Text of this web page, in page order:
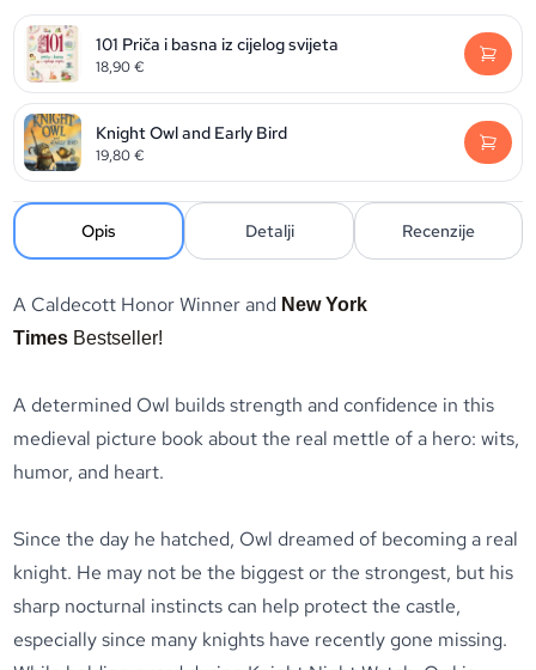
101 Priča i basna iz cijelog svijeta
18,90€
Knight Owl and Early Bird
19,80€
Opis Detalji Recenzije
A Caldecott Honor Winner and New York
Times Bestseller!
A determined Owl builds strength and confidence in this
medieval picture book about the real mettle of a hero: wits,
humor, and heart.
Since the day he hatched, Owl dreamed of becoming a real
knight. He may not be the biggest or the strongest, but his
sharp nocturnal instincts can help protect the castle,
especially since many knights have recently gone missing.